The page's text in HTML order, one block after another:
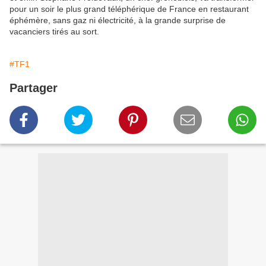
pour un soir le plus grand téléphérique de France en restaurant
éphémère, sans gaz ni électricité, à la grande surprise de
vacanciers tirés au sort.
#TF1
Partager